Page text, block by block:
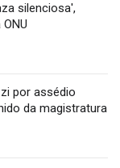
silenciosa',
por assédio
da magistratura